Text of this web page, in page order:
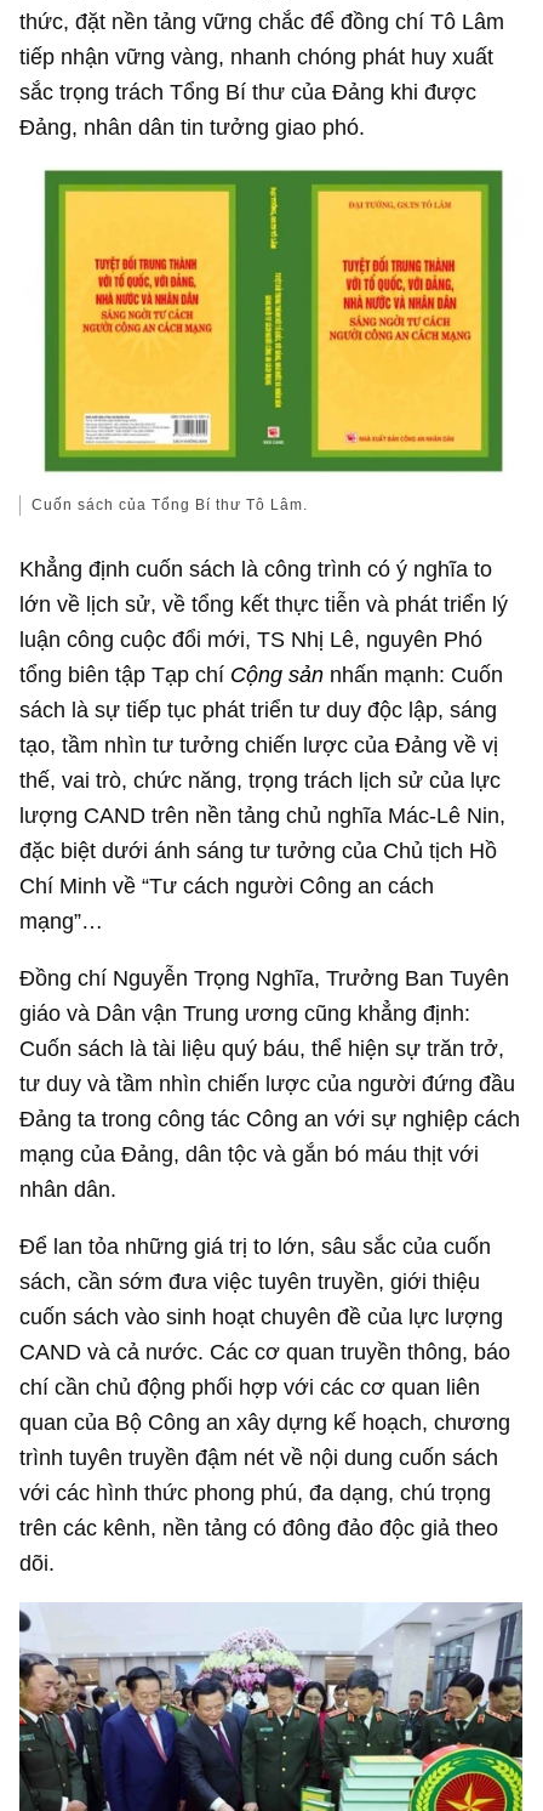
thức, đặt nền tảng vững chắc để đồng chí Tô Lâm
tiếp nhận vững vàng, nhanh chóng phát huy xuất
sắc trọng trách Tổng Bí thư của Đảng khi được
Đảng, nhân dân tin tưởng giao phó.
Cuốn sách của Tổng Bí thư Tô Lâm.
Khẳng định cuốn sách là công trình có ý nghĩa to
lớn về lịch sử, về tổng kết thực tiễn và phát triển lý
luận công cuộc đổi mới, TS Nhị Lê, nguyên Phó
tổng biên tập Tạp chí Cộng sản nhấn mạnh: Cuốn
sách là sự tiếp tục phát triển tư duy độc lập, sáng
tạo, tầm nhìn tư tưởng chiến lược của Đảng về vị
thế, vai trò, chức năng, trọng trách lịch sử của lực
lượng CAND trên nền tảng chủ nghĩa Mác-Lê Nin,
đặc biệt dưới ánh sáng tư tưởng của Chủ tịch Hồ
Chí Minh về “Tư cách người Công an cách
mạng”…
Đồng chí Nguyễn Trọng Nghĩa, Trưởng Ban Tuyên
giáo và Dân vận Trung ương cũng khẳng định:
Cuốn sách là tài liệu quý báu, thể hiện sự trăn trở,
tư duy và tầm nhìn chiến lược của người đứng đầu
Đảng ta trong công tác Công an với sự nghiệp cách
mạng của Đảng, dân tộc và gắn bó máu thịt với
nhân dân.
Để lan tỏa những giá trị to lớn, sâu sắc của cuốn
sách, cần sớm đưa việc tuyên truyền, giới thiệu
cuốn sách vào sinh hoạt chuyên đề của lực lượng
CAND và cả nước. Các cơ quan truyền thông, báo
chí cần chủ động phối hợp với các cơ quan liên
quan của Bộ Công an xây dựng kế hoạch, chương
trình tuyên truyền đậm nét về nội dung cuốn sách
với các hình thức phong phú, đa dạng, chú trọng
trên các kênh, nền tảng có đông đảo độc giả theo
dõi.